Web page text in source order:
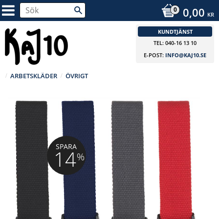
0,00 KR
KUNDTJÄNST
TEL: 040-16 13 10
E-POST: INFO@KAJ10.SE
ARBETSKLÄDER ÖVRIGT
SPARA
14%